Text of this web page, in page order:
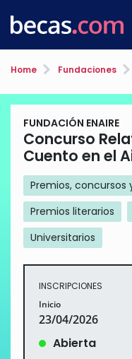
Home Fundaciones
FUNDACIÓN ENAIRE
Concurso
Cuento en el
Premios,
Premios literarios
Universitarios
INSCRIPCIONES
Inicio
23/04/2026
Abierta